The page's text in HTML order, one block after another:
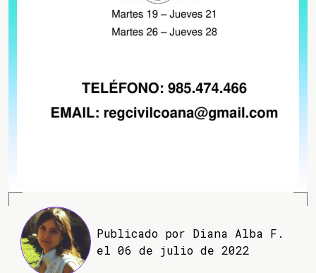
Publicado por Diana Alba F.
el 06 de julio de 2022